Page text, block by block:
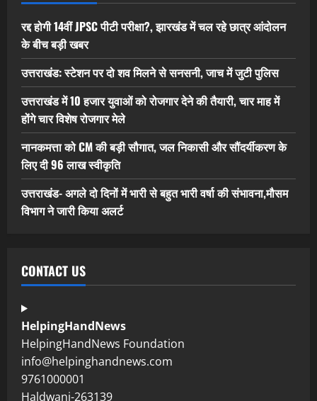
रद्द होगी 14वीं JPSC पीटी परीक्षा?, झारखंड में चल रहे छात्र आंदोलन
के बीच बड़ी खबर
उत्तराखंड: स्टेशन पर दो शव मिलने से सनसनी, जाच में जुटी पुलिस
उत्तराखंड में 10 हजार युवाओं को रोजगार देने की तैयारी, चार माह में
होंगे चार विशेष रोजगार मेले
नानकमत्ता को CM की बड़ी सौगात, जल निकासी और सौंदर्यीकरण के
लिए दी 96 लाख स्वीकृति
उत्तराखंड- अगले दो दिनों में भारी से बहुत भारी वर्षा की संभावना,मौसम
विभाग ने जारी किया अलर्ट
CONTACT US
HelpingHandNews
HelpingHandNews Foundation
info@helpinghandnews.com
9761000001
Haldwani-263139